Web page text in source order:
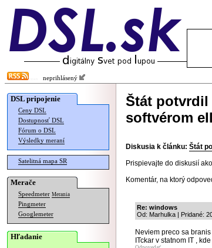
neprihlásený
DSL pripojenie
Ceny DSL
Dostupnosť DSL
Fórum o DSL
Výsledky meraní
Satelitná mapa SR
Merače
Speedmeter Merania
Pingmeter
Googlemeter
Hľadanie
Štát potvrdil
softvérom
Diskusia k článku: Štát
Prispievajte do diskusií ako
Komentár, na ktorý
Re: windows
Od: Marhulka | Pridané:
Neviem preco sa
ITckar v statnom IT ,